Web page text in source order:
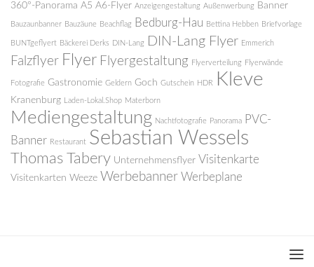
360°-Panorama A5 A6-Flyer Anzeigengestaltung Außenwerbung Banner
Bauzaunbanner Bauzäune Beachflag Bedburg-Hau Bettina Hebben Briefvorlage
BUNTgeflyert Bäckerei Derks DIN-Lang DIN-Lang Flyer Emmerich
Falzflyer Flyer Flyergestaltung Flyerverteilung Flyerwände
Fotografie Gastronomie Geldern Goch Gutschein HDR Kleve
Kranenburg Laden-Lokal.Shop Materborn
Mediengestaltung Nachtfotografie Panorama PVC-
Banner Restaurant Sebastian Wessels
Thomas Tabery Unternehmensflyer Visitenkarte
Visitenkarten Weeze Werbebanner Werbeplane